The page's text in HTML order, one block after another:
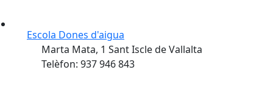
Escola Dones d'aigua
Marta Mata, 1 Sant Iscle de Vallalta
Telèfon: 937 946 843